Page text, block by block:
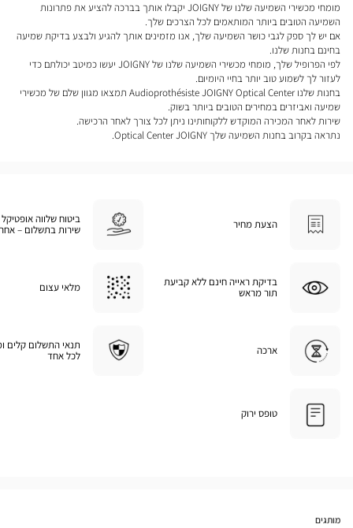
מומחי מכשירי השמיעה שלנו של JOIGNY יקבלו אותך בברכה להציע את פתרונות
השמיעה הטובים ביותר המותאמים לכל הצרכים שלך.
אם יש לך ספק לגבי כושר השמיעה שלך, אנו מזמינים אותך להגיע ולבצע בדיקת שמיעה
בחינם בחנות שלנו.
לפי הפרופיל שלך, מומחי מכשירי השמיעה שלנו של JOIGNY יעשו כמיטב יכולתם כדי
לעזור לך לשמוע טוב יותר בחיי היומיום.
בחנות שלנו Audioprothésiste JOIGNY Optical Center תמצאו מגוון שלם של מכשירי
שמיעה ואביזרים במחירים הטובים ביותר בשוק.
שירות לאחר המכירה המוקדש ללקוחותינו ניתן לכל צורך לאחר הרכישה.
נתראה בקרוב בחנות השמיעה שלך Optical Center JOIGNY.
הצעת מחיר
ביטוח שלווה
שירות בתשלום –
בדיקת ראייה חינם ללא קביעת
תור מראש
מלאי עצום
ארכה
תנאי התשלום קלים
לכל אחד
טופס ירוק
מותגים